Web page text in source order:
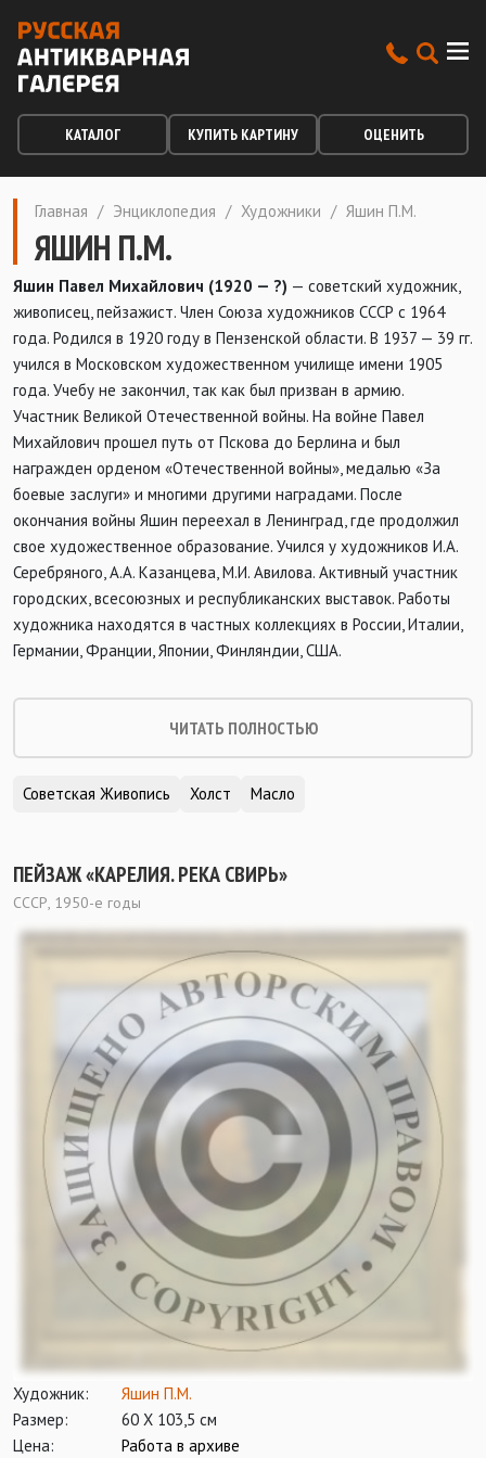
КАТАЛОГ КУПИТЬ КАРТИНУ ОЦЕНИТЬ
Главная / Энциклопедия / Художники / Яшин П.М.
ЯШИН П.М.
Яшин Павел Михайлович (1920 — ?) — советский художник,
живописец, пейзажист. Член Союза художников СССР с 1964
года. Родился в 1920 году в Пензенской области. В 1937 — 39 гг.
учился в Московском художественном училище имени 1905
года. Учебу не закончил, так как был призван в армию.
Участник Великой Отечественной войны. На войне Павел
Михайлович прошел путь от Пскова до Берлина и был
награжден орденом «Отечественной войны», медалью «За
боевые заслуги» и многими другими наградами. После
окончания войны Яшин переехал в Ленинград, где продолжил
свое художественное образование. Учился у художников И.А.
Серебряного, А.А. Казанцева, М.И. Авилова. Активный участник
городских, всесоюзных и республиканских выставок. Работы
художника находятся в частных коллекциях в России, Италии,
Германии, Франции, Японии, Финляндии, США.
ЧИТАТЬ ПОЛНОСТЬЮ
Советская Живопись Холст Масло
ПЕЙЗАЖ «КАРЕЛИЯ. РЕКА СВИРЬ»
СССР, 1950-е годы
Художник:
Яшин П.М.
Размер:
60 Х 103,5 см
Цена:
Работа в архиве